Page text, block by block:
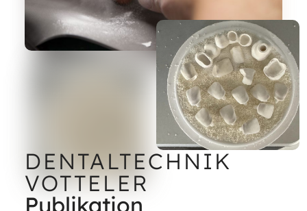
DENTALTECHNIK
VOTTELER
Publikation